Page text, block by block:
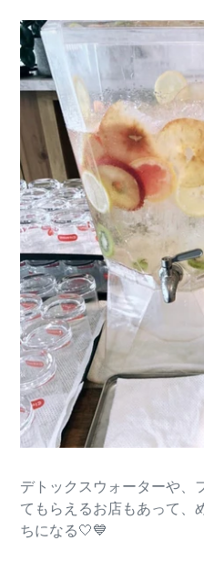
デトックスウォーターや、
てもらえるお店もあって、
ちになる🤍💙